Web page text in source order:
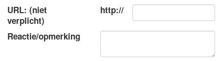
URL: (niet
verplicht)
http://
Reactie/opmerking